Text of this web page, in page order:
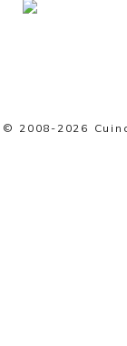
© 2008-2026